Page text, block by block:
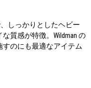
しっかりとしたヘビー
質感が特徴。Wildman の
のにも最適なアイテム